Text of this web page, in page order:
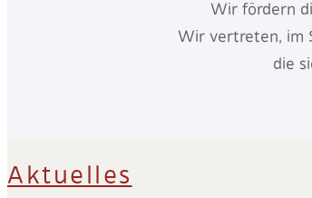
Wir fördern
Wir vertreten, im
die
Aktuelles